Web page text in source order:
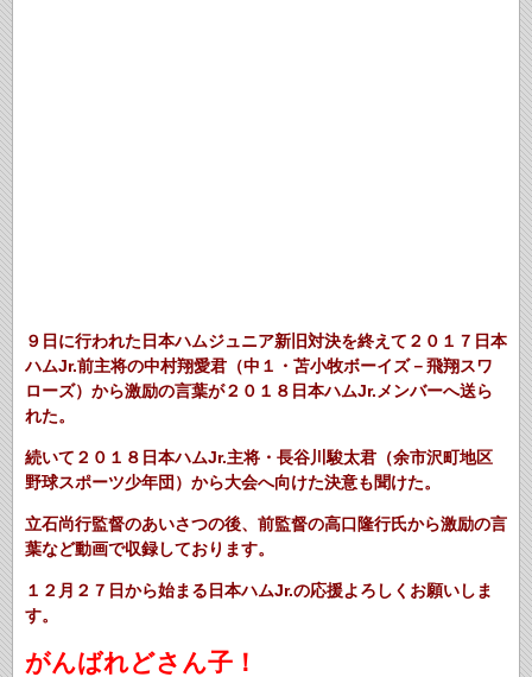
９日に行われた日本ハムジュニア新旧対決を終えて２０１７日本
ハムJr.前主将の中村翔愛君（中１・苫小牧ボーイズ－飛翔スワ
ローズ）から激励の言葉が２０１８日本ハムJr.メンバーへ送ら
れた。
続いて２０１８日本ハムJr.主将・長谷川駿太君（余市沢町地区
野球スポーツ少年団）から大会へ向けた決意も聞けた。
立石尚行監督のあいさつの後、前監督の高口隆行氏から激励の言
葉など動画で収録しております。
１２月２７日から始まる日本ハムJr.の応援よろしくお願いしま
す。
がんばれどさん子！